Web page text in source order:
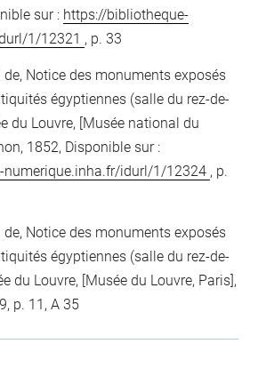
sur : https://bibliotheque-
1/12321 , p. 33
de, Notice des monuments exposés
égyptiennes (salle du rez-de-
du Louvre, [Musée national du
1852, Disponible sur :
numerique.inha.fr/idurl/1/12324 , p.
de, Notice des monuments exposés
égyptiennes (salle du rez-de-
du Louvre, [Musée du Louvre, Paris],
p. 11, A 35